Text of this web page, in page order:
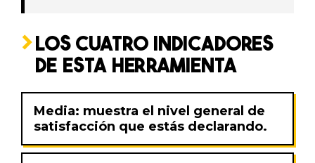
LOS CUATRO INDICADORES
DE ESTA HERRAMIENTA
Media: muestra el nivel general de
satisfacción que estás declarando.